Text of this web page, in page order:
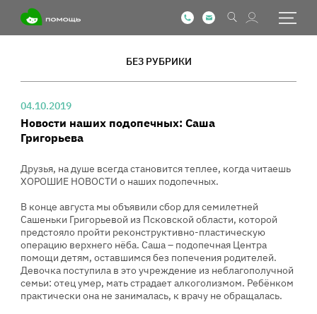
БЕЗ РУБРИКИ
04.10.2019
Новости наших подопечных: Саша
Григорьева
Друзья, на душе всегда становится теплее, когда читаешь
ХОРОШИЕ НОВОСТИ о наших подопечных.
В конце августа мы объявили сбор для семилетней
Сашеньки Григорьевой из Псковской области, которой
предстояло пройти реконструктивно-пластическую
операцию верхнего нёба. Саша – подопечная Центра
помощи детям, оставшимся без попечения родителей.
Девочка поступила в это учреждение из неблагополучной
семьи: отец умер, мать страдает алкоголизмом. Ребёнком
практически она не занималась, к врачу не обращалась.